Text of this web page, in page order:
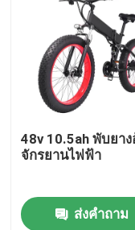
48v 10.5ah พับยา
จักรยานไฟฟ้า
ส่งคำถาม